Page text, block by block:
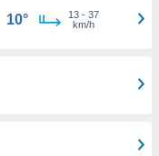
10° 13- 37
km/h